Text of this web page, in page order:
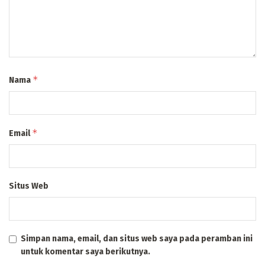
Nama *
Email*
Situs Web
Simpan nama, email, dan situs web saya pada peramban ini
untuk komentar saya berikutnya.